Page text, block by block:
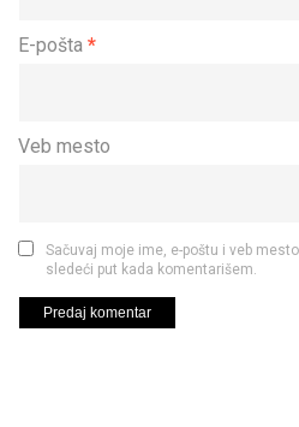
E-pošta *
Veb mesto
Sačuvaj moje ime, e-poštu i veb
sledeći put kada komentarišem.